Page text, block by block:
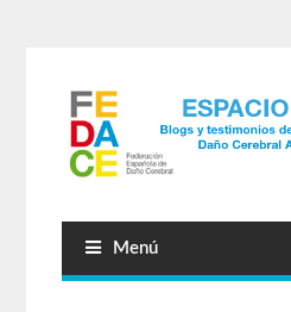
Menú